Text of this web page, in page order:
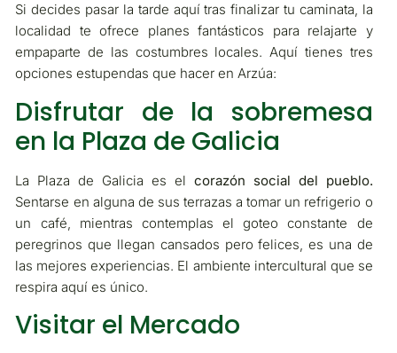
Si decides pasar la tarde aquí tras finalizar tu caminata, la
localidad te ofrece planes fantásticos para relajarte y
empaparte de las costumbres locales. Aquí tienes tres
opciones estupendas que hacer en Arzúa:
Disfrutar de la sobremesa
en la Plaza de Galicia
La Plaza de Galicia es el corazón social del pueblo.
Sentarse en alguna de sus terrazas a tomar un refrigerio o
un café, mientras contemplas el goteo constante de
peregrinos que llegan cansados pero felices, es una de
las mejores experiencias. El ambiente intercultural que se
respira aquí es único.
Visitar el Mercado